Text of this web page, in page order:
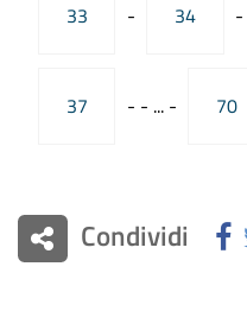
33 - 34 -
37 - - ...- 70
Condividi